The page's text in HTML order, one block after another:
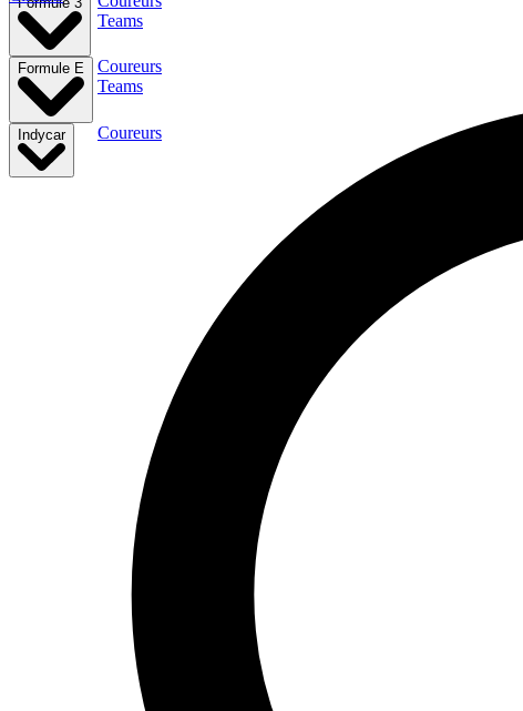
Teams
Formule E
Coureurs
Teams
Indycar Coureurs